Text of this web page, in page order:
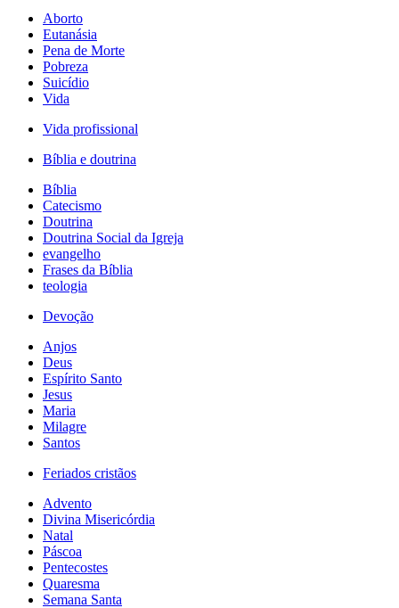
Aborto
Eutanásia
Pena de Morte
Pobreza
Suicídio
Vida
Vida profissional
Bíblia e doutrina
Bíblia
Catecismo
Doutrina
Doutrina Social da Igreja
evangelho
Frases da Bíblia
teologia
Devoção
Anjos
Deus
Espírito Santo
Jesus
Maria
Milagre
Santos
Feriados cristãos
Advento
Divina Misericórdia
Natal
Páscoa
Pentecostes
Quaresma
Semana Santa